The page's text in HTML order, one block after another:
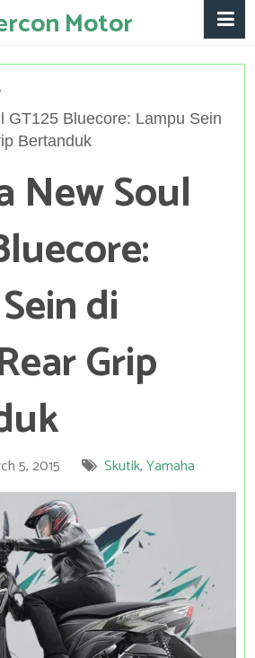
Motor
GT125 Bluecore: Lampu Sein
Bertanduk
New Soul
di
Grip
5, 2015 Skutik,Yamaha